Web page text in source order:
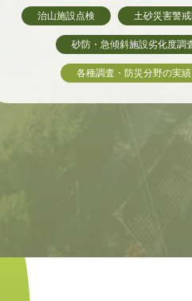
治山施設点検 土砂災害警
砂防・急傾斜施設劣化度調
各種調査・防災分野の実績